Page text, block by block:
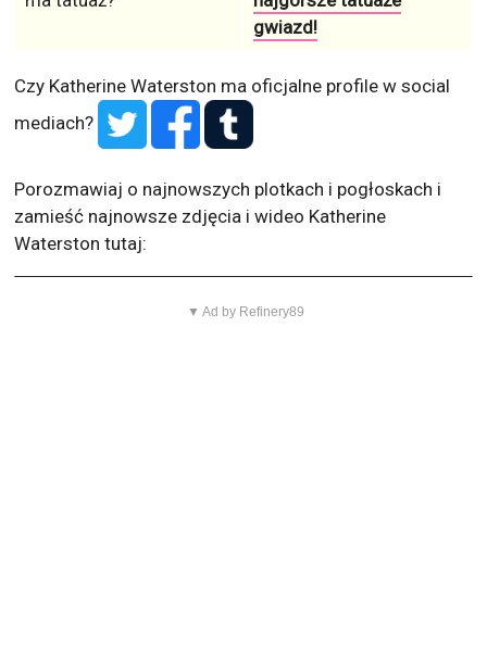
gwiazd!
Czy Katherine Waterston ma oficjalne profile w social
mediach?
Porozmawiaj o najnowszych plotkach i pogłoskach i
zamieść najnowsze zdjęcia i wideo Katherine
Waterston tutaj:
▼ Ad by Refinery89